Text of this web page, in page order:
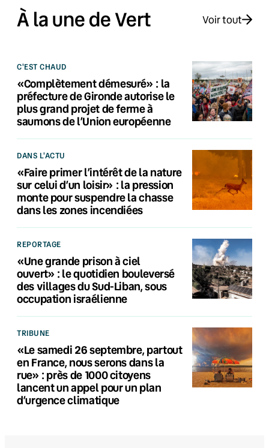
À la une de Vert Voir tout
C'EST CHAUD
«Complètement démesuré» : la
préfecture de Gironde autorise le
plus grand projet de ferme à
saumons de l’Union européenne
DANS L'ACTU
«Faire primer l’intérêt de la nature
sur celui d’un loisir» : la pression
monte pour suspendre la chasse
dans les zones incendiées
REPORTAGE
«Une grande prison à ciel
ouvert» : le quotidien bouleversé
des villages du Sud-Liban, sous
occupation israélienne
TRIBUNE
«Le samedi 26 septembre, partout
en France, nous serons dans la
rue» : près de 1000 citoyens
lancent un appel pour un plan
d’urgence climatique